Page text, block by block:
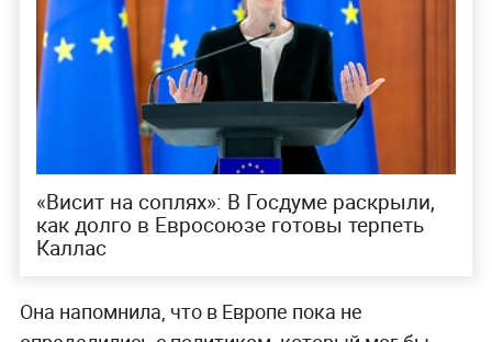
«Висит на соплях»: В Госдуме раскрыли,
как долго в Евросоюзе готовы терпеть
Каллас
Она напомнила, что в Европе пока не